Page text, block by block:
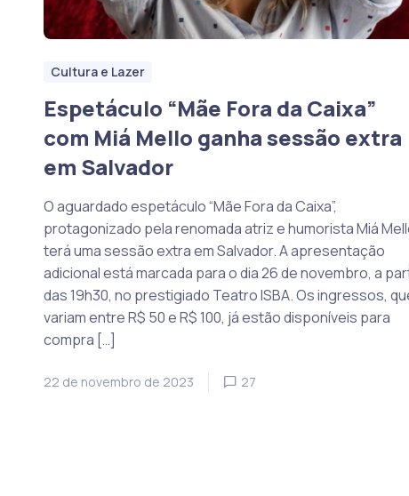
Cultura e Lazer
Espetáculo “Mãe Fora da Caixa”
com Miá Mello ganha sessão extra
em Salvador
O aguardado espetáculo “Mãe Fora da Caixa”,
protagonizado pela renomada atriz e humorista Miá
terá uma sessão extra em Salvador. A apresentação
adicional está marcada para o dia 26 de novembro, a
das 19h30, no prestigiado Teatro ISBA. Os ingressos,
variam entre R$ 50 e R$ 100, já estão disponíveis para
compra […]
22 de novembro de 2023 27